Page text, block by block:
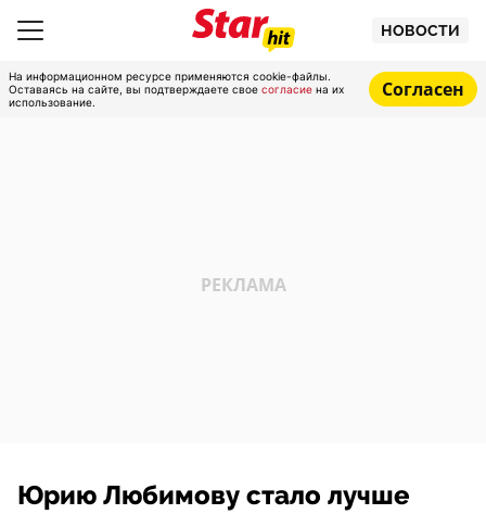
НОВОСТИ
На информационном ресурсе применяются cookie-файлы.
Оставаясь на сайте, вы подтверждаете свое согласие на их
использование.
Согласен
Юрию Любимову стало лучше